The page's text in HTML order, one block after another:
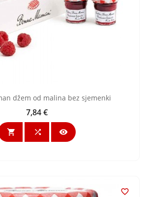
džem od malina bez sjemenki
Cijena
7,84 €
  
